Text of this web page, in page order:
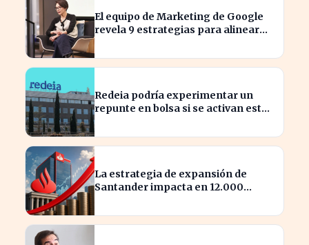
El equipo de Marketing de Google
revela 9 estrategias para alinear
Redeia podría experimentar un
repunte en bolsa si se activan estos
La estrategia de expansión de
Santander impacta en 12.000